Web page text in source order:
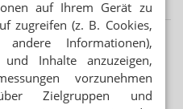
auf Ihrem Gerät zu
zugreifen (z. B. Cookies,
andere Informationen),
und Inhalte anzuzeigen,
vorzunehmen
Zielgruppen und